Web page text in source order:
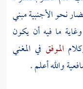
نحو الأجنبية مبني
ما فيه أن يكون
الموفق في المغني
والله أعلم .